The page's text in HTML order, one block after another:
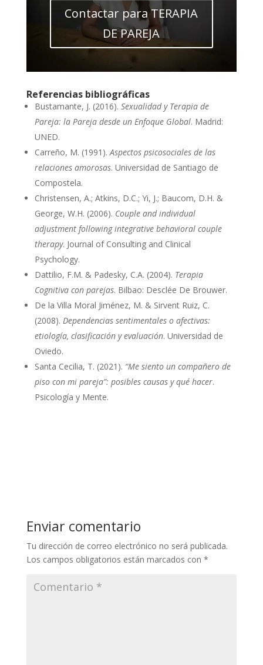
Contactar para TERAPIA
DE PAREJA
Referencias bibliográficas
Bustamante, J. (2016). Sexualidad y Terapia de
Pareja: la Pareja desde un Enfoque Global. Madrid:
UNED.
Carreño, M. (1991).Aspectos psicosociales de las
relaciones amorosas. Universidad de Santiago de
Compostela.
Christensen, A.; Atkins, D.C.; Yi, J.; Baucom, D.H. &
George, W.H. (2006). Couple and individual
adjustment following integrative behavioral couple
therapy. Journal of Consulting and Clinical
Psychology.
Dattilio, F.M. & Padesky, C.A. (2004). Terapia
Cognitiva con parejas. Bilbao: Desclée De Brouwer.
De la Villa Moral Jiménez, M. & Sirvent Ruiz, C.
(2008). Dependencias sentimentales o afectivas:
etiología, clasificación y evaluación. Universidad de
Oviedo.
Santa Cecilia, T. (2021). “Me siento un compañero de
piso con mi pareja”: posibles causas y qué hacer.
Psicología y Mente.
Enviar comentario
Tu dirección de correo electrónico no será publicada.
Los campos obligatorios están marcados con *